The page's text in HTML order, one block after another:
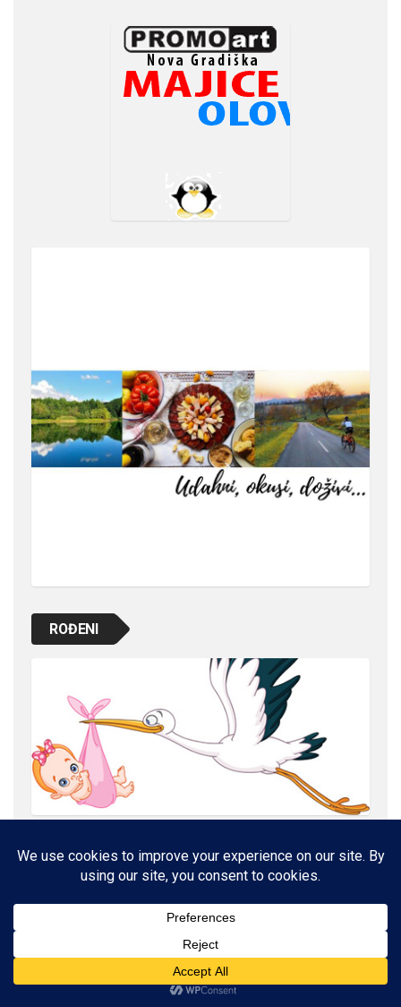
ROĐENI
NAŠE ZDRAVLJE